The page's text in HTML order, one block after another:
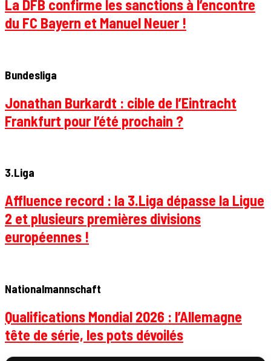
La DFB confirme les sanctions à l’encontre
du FC Bayern et Manuel Neuer !
Bundesliga
Jonathan Burkardt : cible de l’Eintracht
Frankfurt pour l’été prochain ?
3.Liga
Affluence record : la 3.Liga dépasse la Ligue
2 et plusieurs premières divisions
européennes !
Nationalmannschaft
Qualifications Mondial 2026 : l’Allemagne
tête de série, les pots dévoilés